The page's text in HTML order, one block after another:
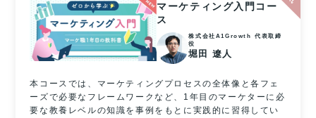
マーケティング入門コー
ス
株式会社A1Growth 代表取締
役
堀田 遼人
本コースでは、マーケティングプロセスの全体像と各フェ
ーズで必要なフレームワークなど、1年目のマーケターに必
要な教養レベルの知識を事例をもとに実践的に習得してい